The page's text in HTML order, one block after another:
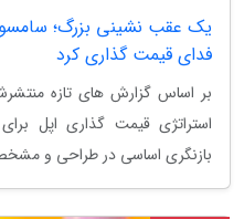
فدای قیمت گذاری کرد
بر اساس گزارش های تازه
بازنگری اساسی در طراحی و